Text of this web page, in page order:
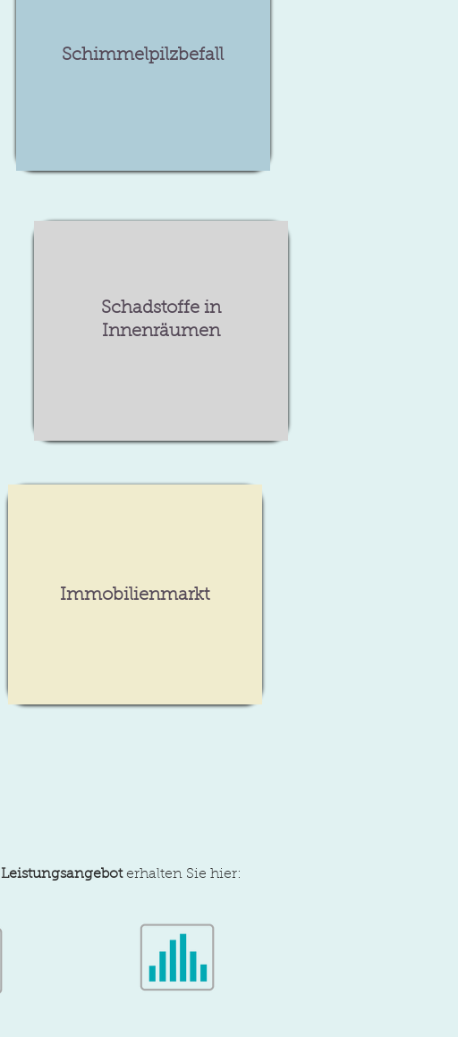
Schimmelpilzbefall
Schadstoffe in
Innenräumen
Immobilienmarkt
Leistungsangeboterhalten Sie hier: